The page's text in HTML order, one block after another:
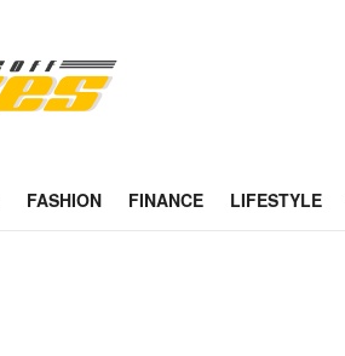
FASHION FINANCE LIFESTYLE